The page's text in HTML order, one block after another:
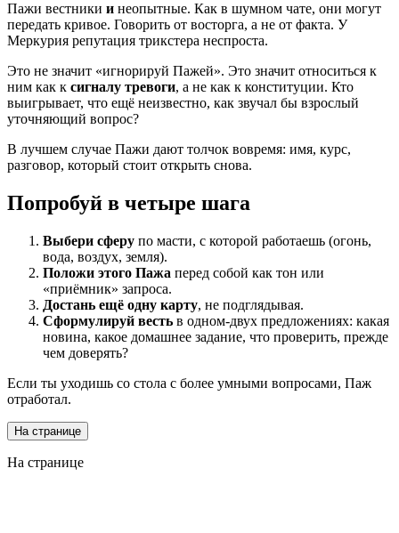
Пажи вестники и неопытные. Как в шумном чате, они могут
передать кривое. Говорить от восторга, а не от факта. У
Меркурия репутация трикстера неспроста.
Это не значит «игнорируй Пажей». Это значит относиться к
ним как к сигналу тревоги, а не как к конституции. Кто
выигрывает, что ещё неизвестно, как звучал бы взрослый
уточняющий вопрос?
В лучшем случае Пажи дают толчок вовремя: имя, курс,
разговор, который стоит открыть снова.
Попробуй в четыре шага
Выбери сферу по масти, с которой работаешь (огонь,
вода, воздух, земля).
Положи этого Пажа перед собой как тон или
«приёмник» запроса.
Достань ещё одну карту, не подглядывая.
Сформулируй весть в одном-двух предложениях: какая
новина, какое домашнее задание, что проверить, прежде
чем доверять?
Если ты уходишь со стола с более умными вопросами, Паж
отработал.
На странице
На странице